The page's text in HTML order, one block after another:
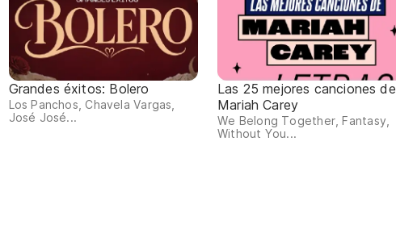
Grandes éxitos: Bolero
Los Panchos, Chavela Vargas,
José José...
Las 25 mejores canciones de
Mariah Carey
We Belong Together, Fantasy,
Without You...